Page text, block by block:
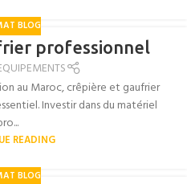
BLOG
professionnel
au Maroc, crêpière et gaufrier
Investir dans du matériel
READING
BLOG